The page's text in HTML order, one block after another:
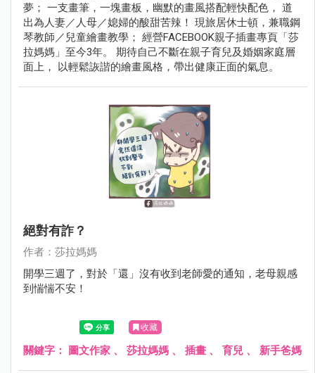
夢； 一支畫筆，一塊畫板，幽默的畫風搭配輕快配色， 道
出為人妻／人母／媳婦的酸甜苦辣！ 現旅居休士頓，兼職鋼
琴教師／兒童繪畫教學； 經營FACEBOOK親子插畫專頁「莎
拉媽媽」至今3年。 期待自己不斷在親子育兒及婚姻家庭層
面上， 以輕鬆詼諧的繪畫風格，帶出健康正面的氣息。
絕對有詐？
作者：莎拉媽媽
開學三週了，對於「還」沒有收到老師愛的通知，老母親感
到惴惴不安！
收藏
關鍵字： 圖文作家 、 莎拉媽媽 、 插畫 、 育兒 、 新手爸媽